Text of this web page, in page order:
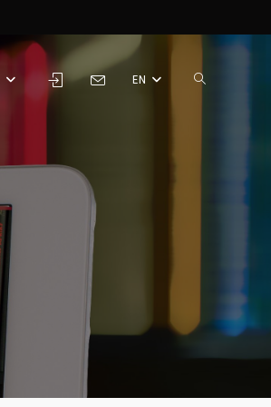
EN Toggle